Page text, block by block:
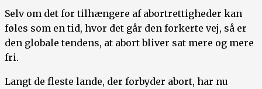
Selv om det for tilhængere af abortrettigheder kan
føles som en tid, hvor det går den forkerte vej, så er
den globale tendens, at abort bliver sat mere og mere
fri.
Langt de fleste lande, der forbyder abort, har nu